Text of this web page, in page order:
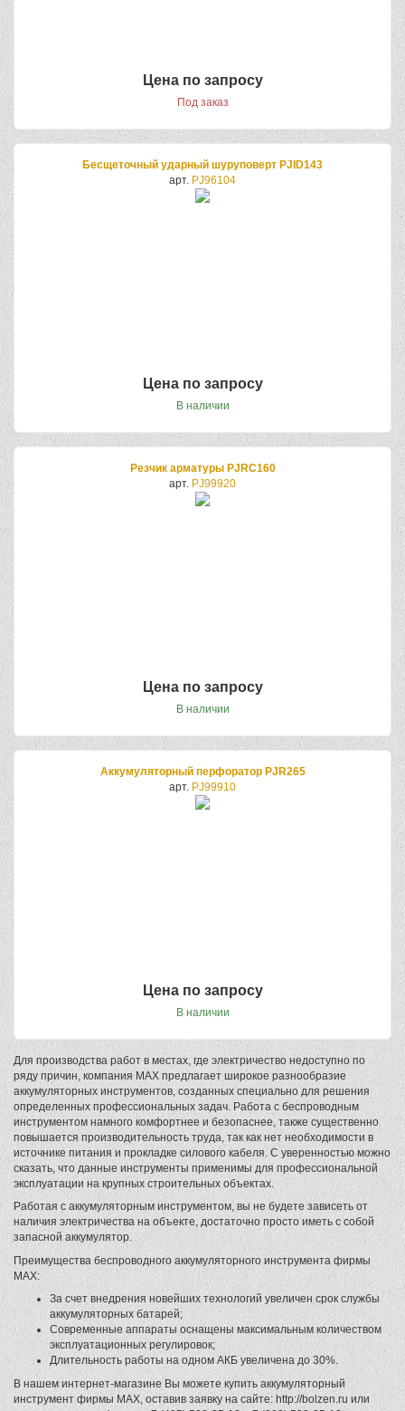
Цена по запросу
Под заказ
Бесщеточный ударный шуруповерт PJID143
арт. PJ96104
Цена по запросу
В наличии
Резчик арматуры PJRC160
арт. PJ99920
Цена по запросу
В наличии
Аккумуляторный перфоратор PJR265
арт. PJ99910
Цена по запросу
В наличии
Для производства работ в местах, где электричество недоступно по
ряду причин, компания MAX предлагает широкое разнообразие
аккумуляторных инструментов, созданных специально для решения
определенных профессиональных задач. Работа с беспроводным
инструментом намного комфортнее и безопаснее, также существенно
повышается производительность труда, так как нет необходимости в
источнике питания и прокладке силового кабеля. С уверенностью можно
сказать, что данные инструменты применимы для профессиональной
эксплуатации на крупных строительных объектах.
Работая с аккумуляторным инструментом, вы не будете зависеть от
наличия электричества на объекте, достаточно просто иметь с собой
запасной аккумулятор.
Преимущества беспроводного аккумуляторного инструмента фирмы
MAX:
За счет внедрения новейших технологий увеличен срок службы
аккумуляторных батарей;
Современные аппараты оснащены максимальным количеством
эксплуатационных регулировок;
Длительность работы на одном АКБ увеличена до 30%.
В нашем интернет-магазине Вы можете купить аккумуляторный
инструмент фирмы MAX, оставив заявку на сайте: http://bolzen.ru или